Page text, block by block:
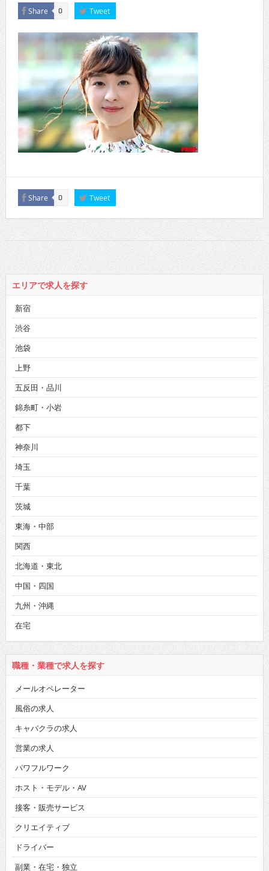
Share 0 Tweet
Share 0 Tweet
エリアで求人を探す
新宿
渋谷
池袋
上野
五反田・品川
錦糸町・小岩
都下
神奈川
埼玉
千葉
茨城
東海・中部
関西
北海道・東北
中国・四国
九州・沖縄
在宅
職種・業種で求人を探す
メールオペレーター
風俗の求人
キャバクラの求人
営業の求人
パワフルワーク
ホスト・モデル・AV
接客・販売サービス
クリエイティブ
ドライバー
副業・在宅・独立